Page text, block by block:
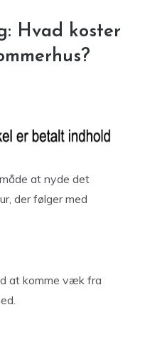
Hvad koster
at nyde det
der følger med
at komme væk fra